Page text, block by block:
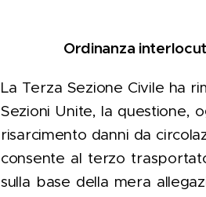
Ordinanza
La Terza Sezione Civile ha
Sezioni Unite, la questione,
risarcimento danni da
consente al terzo
sulla base della mera